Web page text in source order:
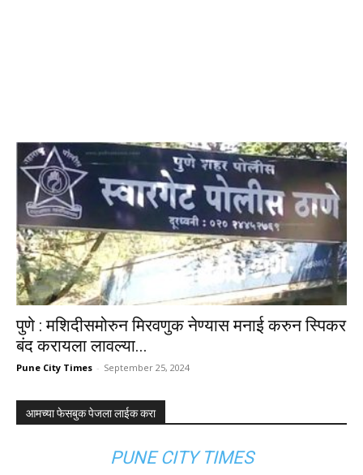
पुणे : मशिदीसमोरुन मिरवणुक नेण्यास मनाई करुन स्पिकर
बंद करायला लावल्या...
Pune City Times - September 25, 2024
आमच्या फेसबुक पेजला लाईक करा
PUNE CITY TIMES